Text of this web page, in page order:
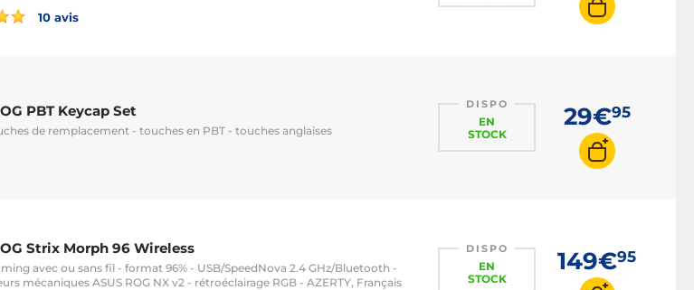
10 avis
PBT Keycap Set
de remplacement - touches en PBT - touches anglaises
DISPO
EN
STOCK
29€95
Strix Morph 96 Wireless
avec ou sans fil - format 96% - USB/SpeedNova 2.4 GHz/Bluetooth -
mécaniques ASUS ROG NX v2 - rétroéclairage RGB - AZERTY, Français
DISPO
EN
STOCK
149€95